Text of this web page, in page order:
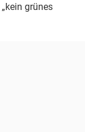
grünes